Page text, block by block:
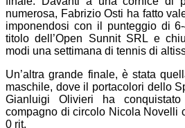
numerosa, Fabrizio Osti ha fatto
imponendosi con il punteggio di
titolo dell’Open Sunnit SRL e
modi una settimana di tennis di
Un’altra grande finale, è stata
maschile, dove il portacolori dello
Gianluigi Olivieri ha
compagno di circolo Nicola Novelli
0 rit.